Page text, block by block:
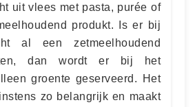
uit vlees met pasta, purée of
produkt. Is er bij
al een zetmeelhoudend
dan wordt er bij het
groente geserveerd. Het
zo belangrijk en maakt